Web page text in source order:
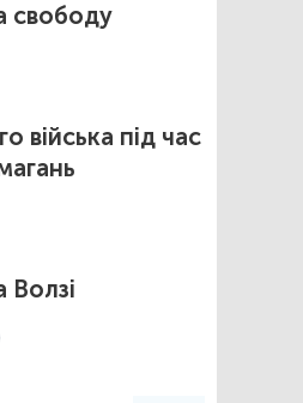
свободу
війська під час
Волзі